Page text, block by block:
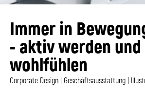
Immer in
- aktiv werden und
wohlfühlen
Corporate Design | Geschäftsausstattung |